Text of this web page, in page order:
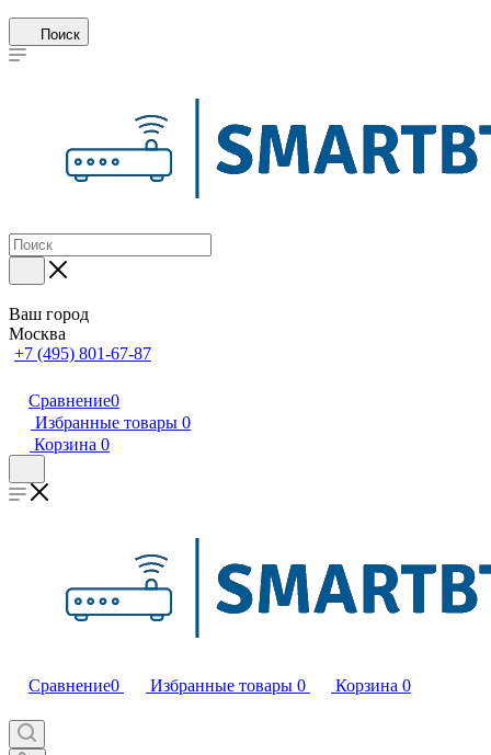
Поиск
Ваш город
Москва
+7 (495) 801-67-87
Сравнение0
Избранные товары 0
Корзина 0
Сравнение0 Избранные товары 0 Корзина 0